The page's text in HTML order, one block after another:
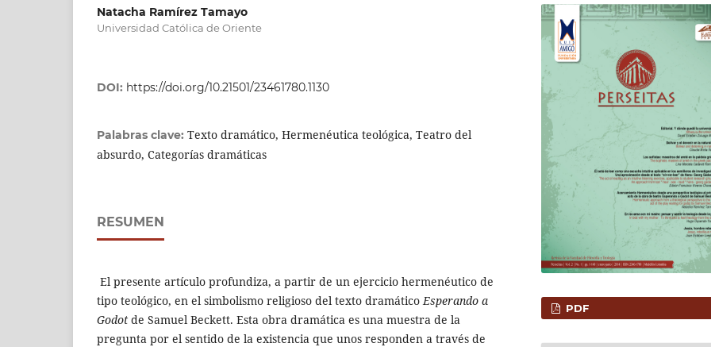
Natacha Ramírez Tamayo
Universidad Católica de Oriente
DOI: https://doi.org/10.21501/23461780.1130
Palabras clave: Texto dramático, Hermenéutica teológica, Teatro del
absurdo, Categorías dramáticas
RESUMEN
El presente artículo profundiza, a partir de un ejercicio hermenéutico de
tipo teológico, en el simbolismo religioso del texto dramáticoEsperando a
Godot de Samuel Beckett. Esta obra dramática es una muestra de la
pregunta por el sentido de la existencia que unos responden a través de
PDF